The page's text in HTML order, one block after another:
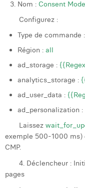
Nom : Consent
Configurez :
Type de commande :
Région : all
ad_storage :
analytics_storage :
ad_user_data :
ad_personalization :
Laissez
exemple 500-1000 ms)
CMP.
4. Déclencheur :
pages